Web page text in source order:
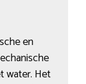
en
water. Het